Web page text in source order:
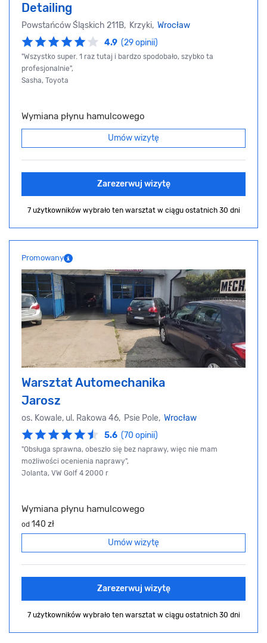
Detailing
Powstańców Śląskich 211B, Krzyki, Wrocław
4.9 (29 opinii)
"Wszystko super. 1 raz tutaj i bardzo spodobało, szybko ta
profesjonalnie",
Sasha, Toyota
Wymiana płynu hamulcowego
Umów wizytę
Zarezerwuj wizytę
7 użytkowników wybrało ten warsztat w ciągu ostatnich 30 dni
Promowany
Warsztat Automechanika
Jarosz
os. Kowale, ul. Rakowa 46, Psie Pole, Wrocław
5.6 (70 opinii)
"Obsługa sprawna, obeszło się bez naprawy, więc nie mam
możliwości ocenienia naprawy",
Jolanta, VW Golf 4 2000 r
Wymiana płynu hamulcowego
od 140 zł
Umów wizytę
Zarezerwuj wizytę
7 użytkowników wybrało ten warsztat w ciągu ostatnich 30 dni